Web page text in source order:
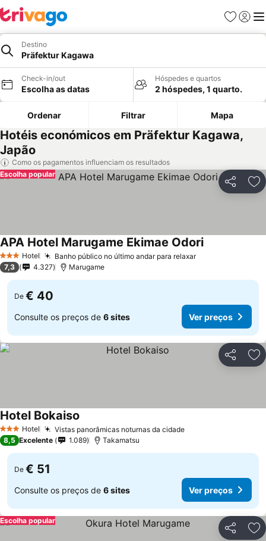
Favoritos
Iniciar
Destino
Präfektur Kagawa
Check-in/out
Escolha as datas
Hóspedes e quartos
2 hóspedes, 1 quarto.
Ordenar Filtrar Mapa
Hotéis económicos em Präfektur Kagawa,
Japão
Como os pagamentos influenciam os resultados
Partilhar
Escolha popular
3 EstrelasHotel Banho público no último andar para relaxar
APA Hotel Marugame Ekimae Odori
7,3 4.327 Marugame
De € 40
Consulte os preços de 6 sites Ver preços
Partilhar
3 EstrelasHotel Vistas panorâmicas noturnas da cidade
Hotel Bokaiso
8,5 Excelente 1.089 Takamatsu
De € 51
Consulte os preços de 6 sites Ver preços
Partilhar
Escolha popular